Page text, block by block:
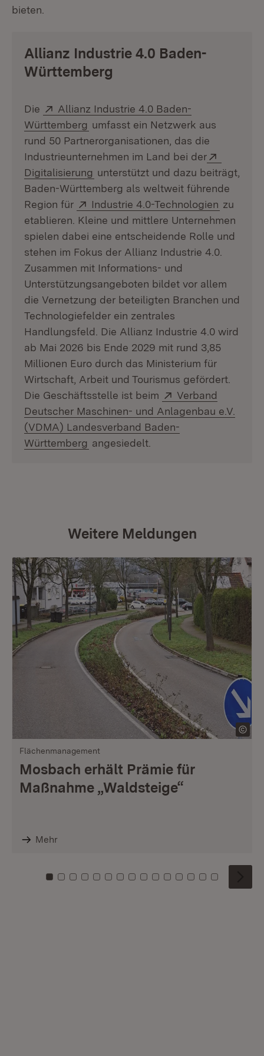
bieten.
Allianz Industrie 4.0 Baden-
Württemberg
Die Extern:
Allianz Industrie 4.0 Baden-
Württemberg (Öffnet in neuem Fenster)
umfasst ein Netzwerk aus
rund 50 Partnerorganisationen, das die
Industrieunternehmen im Land bei der
Digitalisierung (Öffnet in neuem Fenster)
unterstützt und dazu beiträgt,
Baden-Württemberg als weltweit führende
Region für
Extern:
Industrie 4.0-Technologien (Öffnet
zu
etablieren. Kleine und mittlere Unternehmen
spielen dabei eine entscheidende Rolle und
stehen im Fokus der Allianz Industrie 4.0.
Zusammen mit Informations- und
Unterstützungsangeboten bildet vor allem
die Vernetzung der beteiligten Branchen und
Technologiefelder ein zentrales
Handlungsfeld. Die Allianz Industrie 4.0 wird
ab Mai 2026 bis Ende 2029 mit rund 3,85
Millionen Euro durch das Ministerium für
Wirtschaft, Arbeit und Tourismus gefördert.
Die Geschäftsstelle ist beim
Extern:
Verband
Deutscher Maschinen- und Anlagenbau e.V.
(VDMA) Landesverband Baden-
Württemberg (Öffnet in neuem Fenster)
angesiedelt.
Weitere Meldungen
Flächenmanagement
Mosbach erhält Prämie für
Maßnahme „Waldsteige“
Mehr
Zu Kachel: 0
Zu Kachel: 1
Zu Kachel: 2
Zu Kachel: 3
Zu Kachel: 4
Zu Kachel: 5
Zu Kachel: 6
Zu Kachel: 7
Zu Kachel: 8
Zu Kachel: 9
Zu Kachel: 10
Zu Kachel: 11
Zu Kachel: 12
Zu Kachel:
Zu